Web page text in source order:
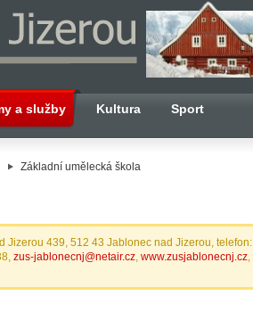
a služby Kultura Sport
Základní umělecká škola
Jizerou 439, 512 43 Jablonec nad Jizerou, telefon:
zus-jablonecnj@netair.cz, www.zusjablonecnj.cz,